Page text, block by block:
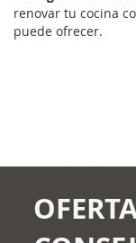
renovar tu cocina
puede ofrecer.